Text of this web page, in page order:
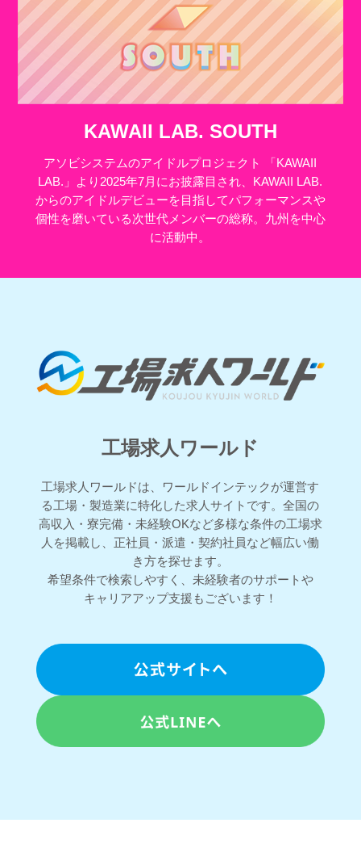
KAWAII LAB. SOUTH
アソビシステムのアイドルプロジェクト 「KAWAII
LAB.」より2025年7月にお披露目され、KAWAII LAB.
からのアイドルデビューを目指してパフォーマンスや
個性を磨いている次世代メンバーの総称。九州を中心
に活動中。
工場求人ワールド
工場求人ワールドは、ワールドインテックが運営す
る工場・製造業に特化した求人サイトです。全国の
高収入・寮完備・未経験OKなど多様な条件の工場求
人を掲載し、正社員・派遣・契約社員など幅広い働
き方を探せます。
希望条件で検索しやすく、未経験者のサポートや
キャリアアップ支援もございます！